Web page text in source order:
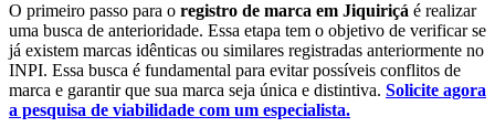
O primeiro passo para o registro de marca em Jiquiriçá é realizar
uma busca de anterioridade. Essa etapa tem o objetivo de verificar se
já existem marcas idênticas ou similares registradas anteriormente no
INPI. Essa busca é fundamental para evitar possíveis conflitos de
marca e garantir que sua marca seja única e distintiva. Solicite agora
a pesquisa de viabilidade com um especialista.